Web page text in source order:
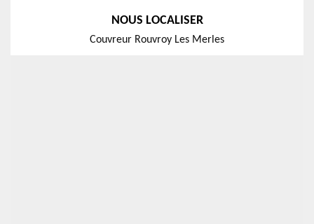
NOUS LOCALISER
Couvreur Rouvroy Les Merles